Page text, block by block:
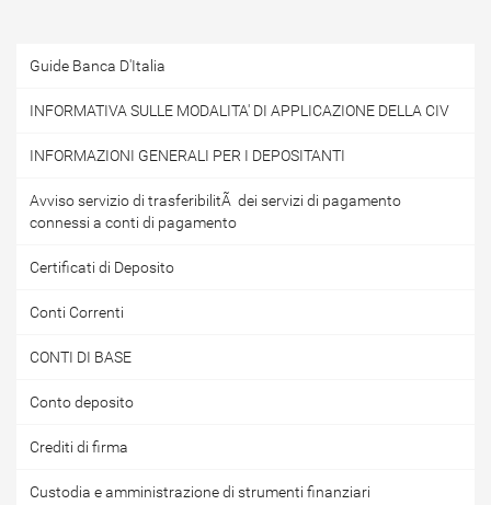
Guide Banca D'Italia
INFORMATIVA SULLE MODALITA' DI APPLICAZIONE DELLA CIV
INFORMAZIONI GENERALI PER I DEPOSITANTI
Avviso servizio di trasferibilitÃ dei servizi di pagamento
connessi a conti di pagamento
Certificati di Deposito
Conti Correnti
CONTI DI BASE
Conto deposito
Crediti di firma
Custodia e amministrazione di strumenti finanziari